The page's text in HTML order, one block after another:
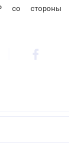
со стороны